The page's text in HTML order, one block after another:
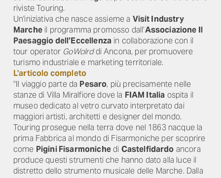
riviste Touring.
Un'iniziativa che nasce assieme a Visit Industry
Marcheil programma promosso dall’Associazione Il
Paesaggio dell’Eccellenza in collaborazione con il
tour operator GoWolrddi Ancona, per promuovere
turismo industriale e marketing territoriale.
L'articolo completo
"Il viaggio parte da Pesaro, più precisamente nelle
stanze di Villa Miralfiore dove la FIAM Italia ospita il
museo dedicato al vetro curvato interpretato dai
maggiori artisti, architetti e designer del mondo.
Touring prosegue nella terra dove nel 1863 nacque la
prima Fabbrica al mondo di Fisarmoniche per scoprire
come Pigini Fisarmonichedi Castelfidardo ancora
produce questi strumenti che hanno dato alla luce il
distretto dello strumento musicale delle Marche. Dalla